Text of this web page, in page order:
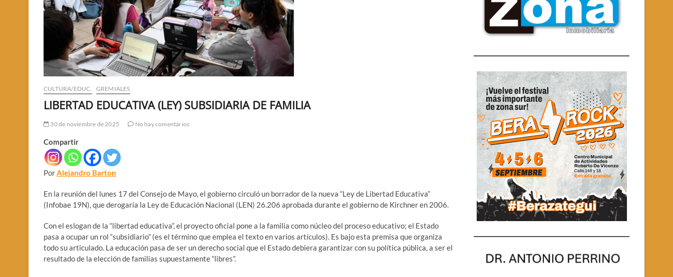
CULTURA/EDUC. GREMIALES
LIBERTAD EDUCATIVA (LEY) SUBSIDIARIA DE FAMILIA
30 de noviembre de 2025 No hay comentarios
Compartir
PorAlejandro Barton
En la reunión del lunes 17 del Consejo de Mayo, el gobierno circuló un borrador de la nueva “Ley de Libertad Educativa”
(Infobae 19N), que derogaría la Ley de Educación Nacional (LEN) 26.206 aprobada durante el gobierno de Kirchner en 2006.
Con el eslogan de la “libertad educativa”, el proyecto oficial pone a la familia como núcleo del proceso educativo; el Estado
pasa a ocupar un rol “subsidiario” (es el término que emplea el texto en varios artículos). Es bajo esta premisa que organiza
todo su articulado. La educación pasa de ser un derecho social que el Estado debiera garantizar con su política pública, a ser el
resultado de la elección de familias supuestamente “libres”.